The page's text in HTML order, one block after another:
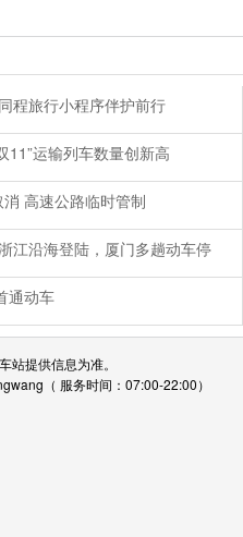
程旅行小程序伴护前行
11”运输列车数量创新高
高速公路临时管制
江沿海登陆，厦门多趟动车停
通动车
站提供信息为准。
（ 服务时间：07:00-22:00）